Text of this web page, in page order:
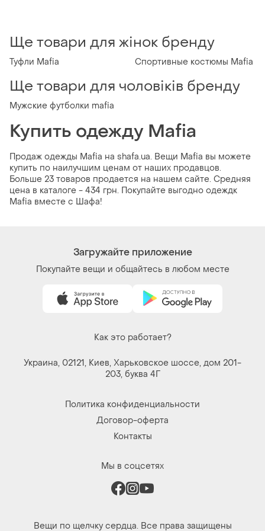
Ще товари для жінок бренду
Туфли Mafia Спортивные костюмы Mafia
Ще товари для чоловіків бренду
Мужские футболки mafia
Купить одежду Mafia
Продаж одежды Mafia на shafa.ua. Вещи Mafia вы можете
купить по наилучшим ценам от наших продавцов.
Больше 23 товаров продается на нашем сайте. Средняя
цена в каталоге - 434 грн. Покупайте выгодно одеждк
Mafia вместе с Шафа!
Загружайте приложение
Покупайте вещи и общайтесь в любом месте
Как это работает?
Украина, 02121, Киев, Харьковское шоссе, дом 201-
203, буква 4Г
Политика конфиденциальности
Договор-оферта
Контакты
Мы в соцсетях
Вещи по щелчку сердца. Все права защищены